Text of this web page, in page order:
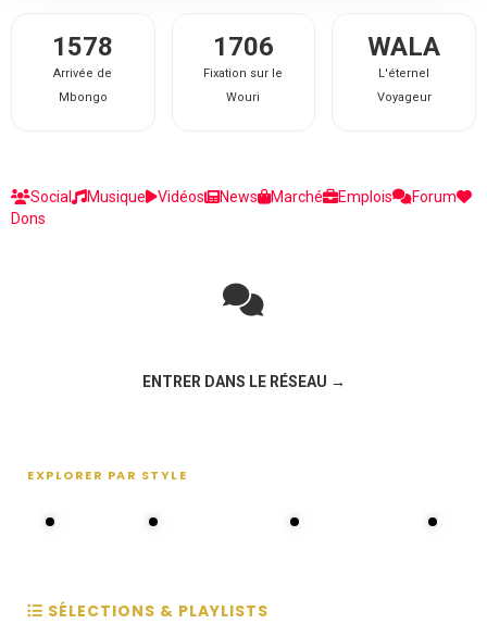
1578
Arrivée de
Mbongo
1706
Fixation sur le
Wouri
WALA
L'éternel
Voyageur
Social Musique Vidéos News Marché Emplois
Forum
Dons
ENTRER DANS LE RÉSEAU →
EXPLORER PAR STYLE
SÉLECTIONS & PLAYLISTS